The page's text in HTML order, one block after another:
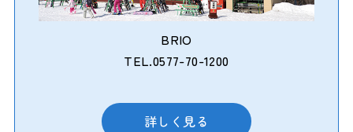
BRIO
TEL.0577-70-1200
詳しく見る